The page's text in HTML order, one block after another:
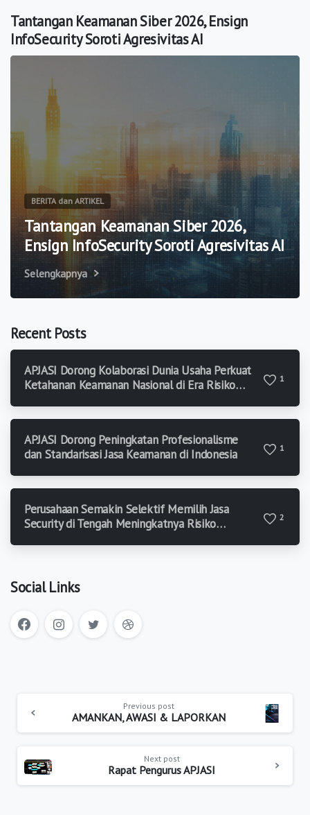
Tantangan Keamanan Siber 2026, Ensign
InfoSecurity Soroti Agresivitas AI
BERITA dan ARTIKEL
Tantangan Keamanan Siber 2026,
Ensign InfoSecurity Soroti Agresivitas AI
Selengkapnya
Recent Posts
APJASI Dorong Kolaborasi Dunia Usaha Perkuat
Ketahanan Keamanan Nasional di Era Risiko
1
APJASI Dorong Peningkatan Profesionalisme
dan Standarisasi Jasa Keamanan di Indonesia
1
Perusahaan Semakin Selektif Memilih Jasa
Security di Tengah Meningkatnya Risiko
2
Social Links
Previous post
AMANKAN, AWASI & LAPORKAN
Next post
Rapat Pengurus APJASI